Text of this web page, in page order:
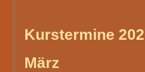
Kurstermine
März